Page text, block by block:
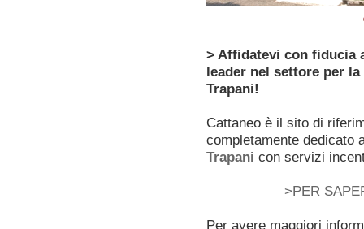
> Affidatevi con fiducia
leader nel settore per
Trapani!
Cattaneo è il sito di
completamente dedicato
Trapani con servizi
>PER
Per avere maggiori